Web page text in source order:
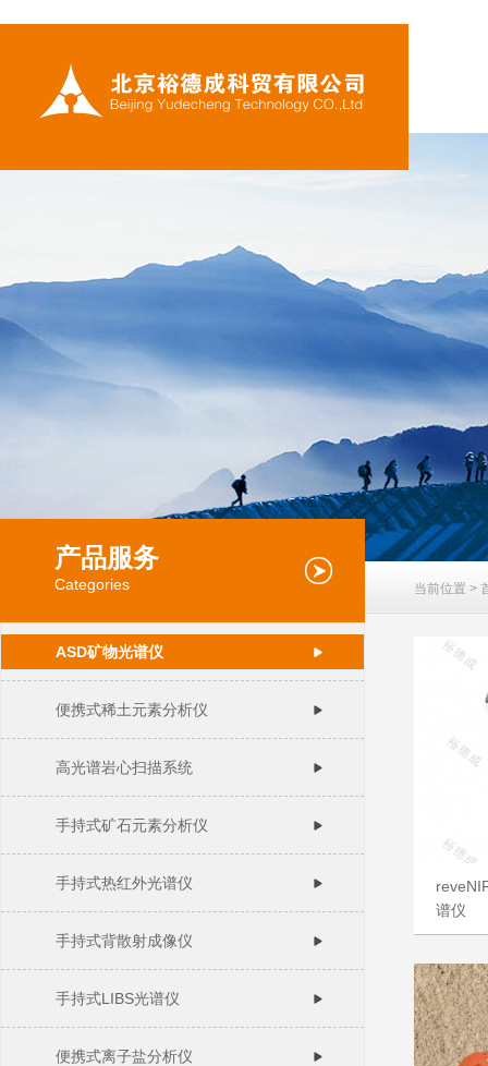
产品服务
Categories
ASD矿物光谱仪
便携式稀土元素分析仪
高光谱岩心扫描系统
手持式矿石元素分析仪
手持式热红外光谱仪
手持式背散射成像仪
手持式LIBS光谱仪
便携式离子盐分析仪
当前位置 >
谱仪